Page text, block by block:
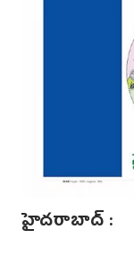
హైదరాబాద్ :